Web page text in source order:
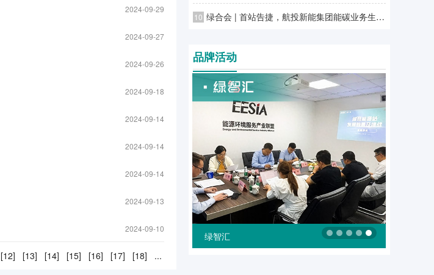
2024-09-29
2024-09-27
2024-09-26
2024-09-18
2024-09-14
2024-09-14
2024-09-14
2024-09-13
2024-09-10
[12] [13] [14] [15] [16] [17] [18] ...
10 绿合会 | 首站告捷，航投新能集团能碳业务生态合作伙伴专场对接会广州站圆满落幕
品牌活动
绿智汇